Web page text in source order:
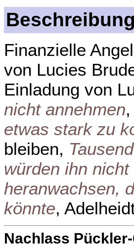
Beschreibung
Finanzielle
von Lucies
Einladung von
nicht annehmen
etwas stark zu
bleiben,
würden ihn
heranwachsen,
könnte,
Nachlass